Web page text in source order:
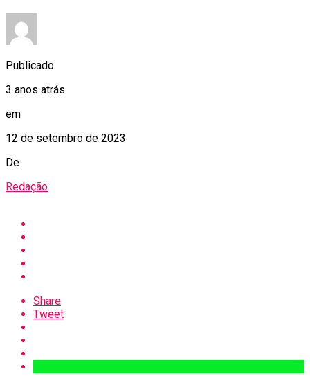
Publicado
3 anos atrás
em
12 de setembro de 2023
De
Redação
Share
Tweet